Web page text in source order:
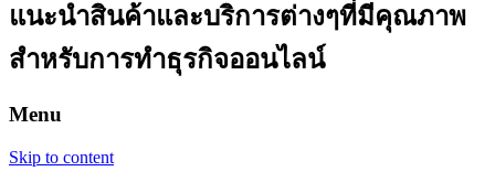
แนะนำสินค้าและบริการต่างๆที่มีคุณภาพ
สำหรับการทำธุรกิจออนไลน์
Menu
Skip to content